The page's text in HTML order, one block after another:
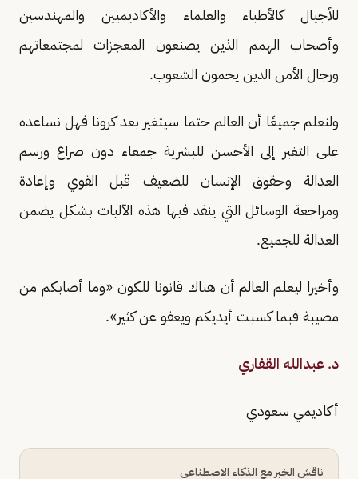
للأجيال كالأطباء والعلماء والأكاديميين والمهندسين
وأصحاب الهمم الذين يصنعون المعجزات لمجتمعاتهم
ورجال الأمن الذين يحمون الشعوب.
ولنعلم جميعًا أن العالم حتما سيتغير بعد كرونا فهل نساعده
على التغير إلى الأحسن للبشرية جمعاء دون صراع ورسم
العدالة وحقوق الإنسان للضعيف قبل القوي وإعادة
ومراجعة الوسائل التي ينفذ فيها هذه الآليات بشكل يضمن
العدالة للجميع.
وأخيرا ليعلم العالم أن هناك قانونا للكون «وما أصابكم من
مصيبة فبما كسبت أيديكم ويعفو عن كثير».
د. عبدالله القفاري
أكاديمي سعودي
ناقش الخبر مع الذكاء الاصطناعي